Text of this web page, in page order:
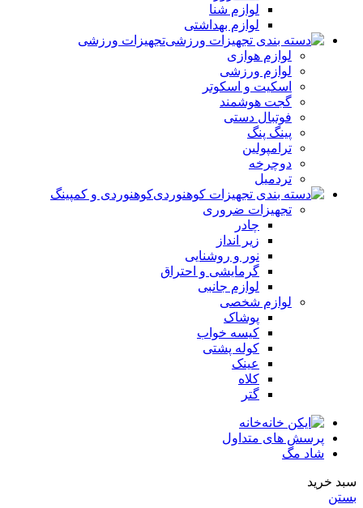
لوازم شنا
لوازم بهداشتی
تجهیزات ورزشی
لوازم هوازی
لوازم ورزشی
اسکیت و اسکوتر
گجت هوشمند
فوتبال دستی
پینگ پنگ
ترامپولین
دوچرخه
تردمیل
کوهنوردی و کمپینگ
تجهیزات ضروری
چادر
زیر انداز
نور و روشنایی
گرمایشی و احتراق
لوازم جانبی
لوازم شخصی
پوشاک
کیسه خواب
کوله پشتی
عینک
کلاه
گتر
خانه
پرسش های متداول
شاد مگ
سبد خرید
بستن